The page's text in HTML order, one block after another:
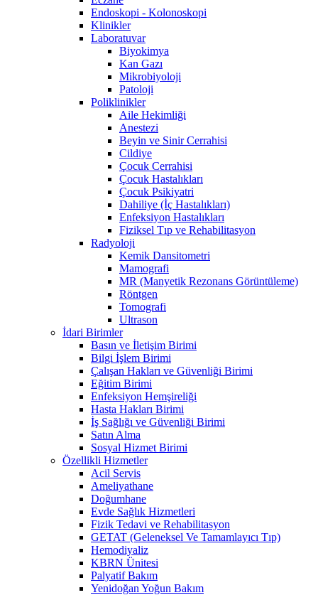
Endoskopi - Kolonoskopi
Klinikler
Laboratuvar
Biyokimya
Kan Gazı
Mikrobiyoloji
Patoloji
Poliklinikler
Aile Hekimliği
Anestezi
Beyin ve Sinir Cerrahisi
Cildiye
Çocuk Cerrahisi
Çocuk Hastalıkları
Çocuk Psikiyatri
Dahiliye (İç Hastalıkları)
Enfeksiyon Hastalıkları
Fiziksel Tıp ve Rehabilitasyon
Radyoloji
Kemik Dansitometri
Mamografi
MR (Manyetik Rezonans Görüntüleme)
Röntgen
Tomografi
Ultrason
İdari Birimler
Basın ve İletişim Birimi
Bilgi İşlem Birimi
Çalışan Hakları ve Güvenliği Birimi
Eğitim Birimi
Enfeksiyon Hemşireliği
Hasta Hakları Birimi
İş Sağlığı ve Güvenliği Birimi
Satın Alma
Sosyal Hizmet Birimi
Özellikli Hizmetler
Acil Servis
Ameliyathane
Doğumhane
Evde Sağlık Hizmetleri
Fizik Tedavi ve Rehabilitasyon
GETAT (Geleneksel Ve Tamamlayıcı Tıp)
Hemodiyaliz
KBRN Ünitesi
Palyatif Bakım
Yenidoğan Yoğun Bakım